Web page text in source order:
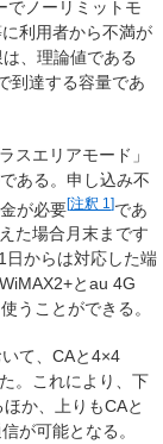
でノーリミットモ
利用者から不満が
、理論値である
到達する容量であ
スエリアモード」
ある。申し込み不
が必要[注釈 1 ]であ
た場合月末まです
からは対応した端
とau 4G
うことができる。
て、CAと4×4
。これにより、下
か、上りもCAと
が可能となる。